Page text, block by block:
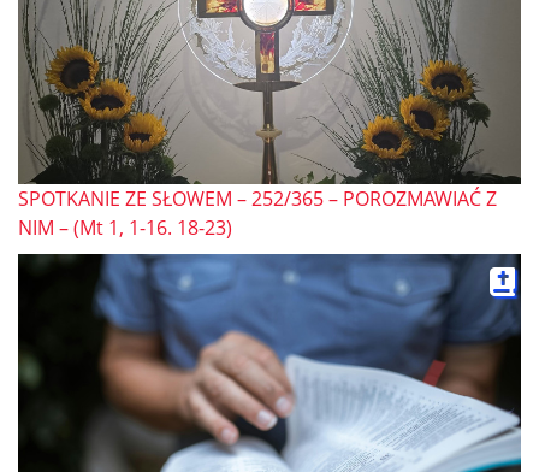
SPOTKANIE ZE SŁOWEM – 252/365 – POROZMAWIAĆ Z
NIM – (Mt 1, 1-16. 18-23)